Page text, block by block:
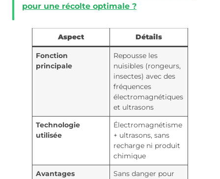
pour une récolte optimale ?
Aspect Détails
Fonction
principale
Repousse les
nuisibles (rongeurs,
insectes) avec des
fréquences
électromagnétiques
et ultrasons
Technologie
utilisée
Électromagnétisme
+ ultrasons, sans
recharge ni produit
chimique
Avantages
Sans danger pour